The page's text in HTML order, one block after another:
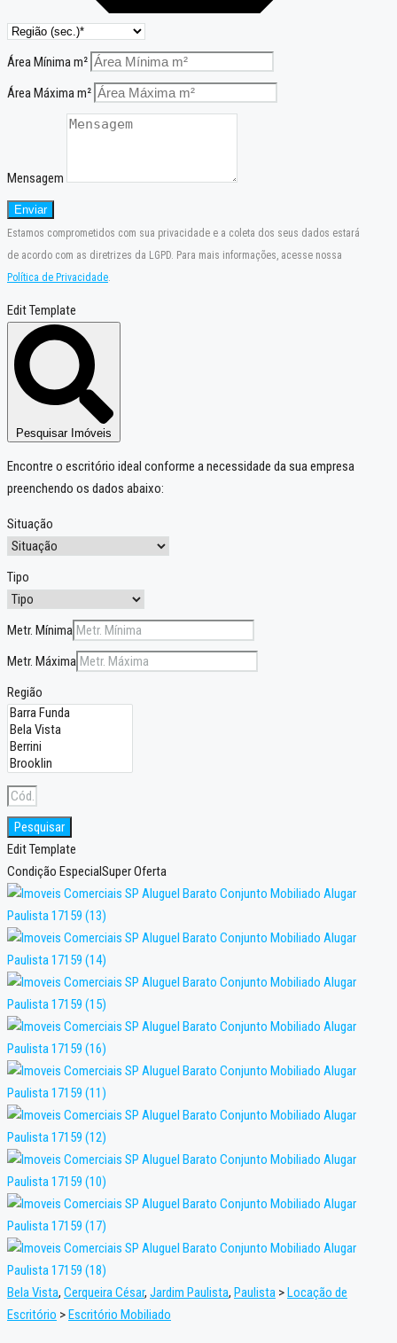
Área Mínima m²
Área Máxima m²
Mensagem
Enviar
Estamos comprometidos com sua privacidade e a coleta dos seus dados estará
de acordo com as diretrizes da LGPD. Para mais informações, acesse nossa
Política de Privacidade.
Edit Template
Pesquisar Imóveis
Encontre o escritório ideal conforme a necessidade da sua empresa
preenchendo os dados abaixo:
Situação
Tipo
Metr. Mínima
Metr. Máxima
Região
Pesquisar
Edit Template
Condição EspecialSuper Oferta
Bela Vista, Cerqueira César, Jardim Paulista, Paulista >Locação de
Escritório >Escritório Mobiliado